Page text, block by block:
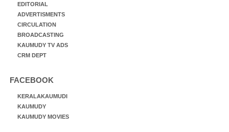
EDITORIAL
ADVERTISMENTS
CIRCULATION
BROADCASTING
KAUMUDY TV ADS
CRM DEPT
FACEBOOK
KERALAKAUMUDI
KAUMUDY
KAUMUDY MOVIES